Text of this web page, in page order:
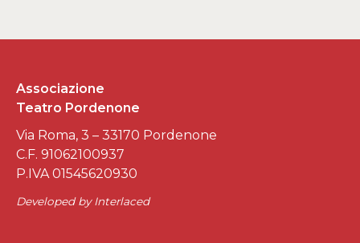
Associazione
Teatro Pordenone
Via Roma, 3 – 33170 Pordenone
C.F. 91062100937
P.IVA 01545620930
Developed by Interlaced